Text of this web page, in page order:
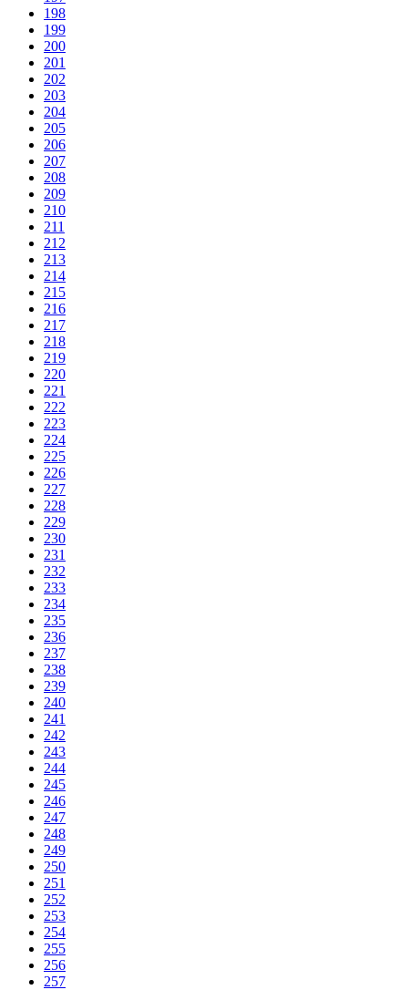
198
199
200
201
202
203
204
205
206
207
208
209
210
211
212
213
214
215
216
217
218
219
220
221
222
223
224
225
226
227
228
229
230
231
232
233
234
235
236
237
238
239
240
241
242
243
244
245
246
247
248
249
250
251
252
253
254
255
256
257